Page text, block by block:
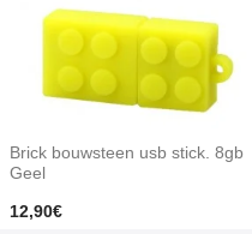
Brick bouwsteen usb stick. 8gb
Geel
12,90€